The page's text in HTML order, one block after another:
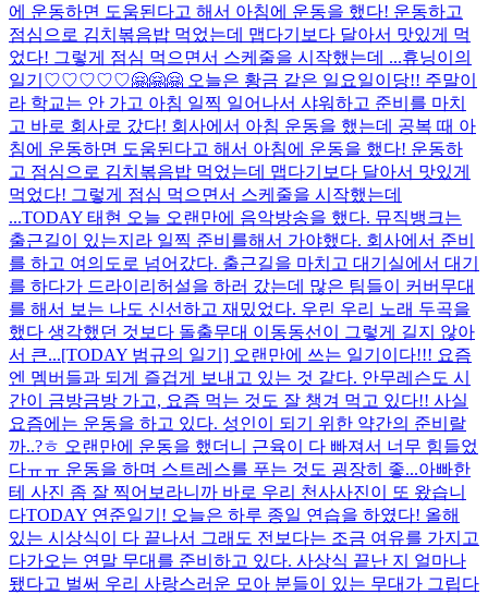
에 운동하면 도움된다고 해서 아침에 운동을 했다! 운동하고
점심으로 김치볶음밥 먹었는데 맵다기보다 달아서 맛있게 먹
었다! 그렇게 점심 먹으면서 스케줄을 시작했는데 ...휴닝이의
일기♡♡♡♡♡🤗🤗🤗 오늘은 황금 같은 일요일이당!! 주말이
라 학교는 안 가고 아침 일찍 일어나서 샤워하고 준비를 마치
고 바로 회사로 갔다! 회사에서 아침 운동을 했는데 공복 때 아
침에 운동하면 도움된다고 해서 아침에 운동을 했다! 운동하
고 점심으로 김치볶음밥 먹었는데 맵다기보다 달아서 맛있게
먹었다! 그렇게 점심 먹으면서 스케줄을 시작했는데
...TODAY 태현 오늘 오랜만에 음악방송을 했다. 뮤직뱅크는
출근길이 있는지라 일찍 준비를해서 가야했다. 회사에서 준비
를 하고 여의도로 넘어갔다. 출근길을 마치고 대기실에서 대기
를 하다가 드라이리허설을 하러 갔는데 많은 팀들이 커버무대
를 해서 보는 나도 신선하고 재밌었다. 우린 우리 노래 두곡을
했다 생각했던 것보다 돌출무대 이동동선이 그렇게 길지 않아
서 큰...[TODAY 범규의 일기] 오랜만에 쓰는 일기이다!!! 요즘
엔 멤버들과 되게 즐겁게 보내고 있는 것 같다. 안무레슨도 시
간이 금방금방 가고, 요즘 먹는 것도 잘 챙겨 먹고 있다!! 사실
요즘에는 운동을 하고 있다. 성인이 되기 위한 약간의 준비랄
까..?ㅎ 오랜만에 운동을 했더니 근육이 다 빠져서 너무 힘들었
다ㅠㅠ 운동을 하며 스트레스를 푸는 것도 굉장히 좋...아빠한
테 사진 좀 잘 찍어보라니까 바로 우리 천사사진이 또 왔습니
다TODAY 연준일기! 오늘은 하루 종일 연습을 하였다! 올해
있는 시상식이 다 끝나서 그래도 전보다는 조금 여유를 가지고
다가오는 연말 무대를 준비하고 있다. 사상식 끝난 지 얼마나
됐다고 벌써 우리 사랑스러운 모아 분들이 있는 무대가 그립다